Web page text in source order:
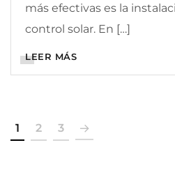
más efectivas es la
control solar. En […]
LEER MÁS
1 2 3